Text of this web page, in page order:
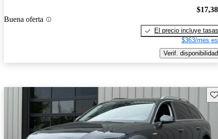
Buena oferta
El precio incluye tasas
$363/mes
Verif. disponibilidad